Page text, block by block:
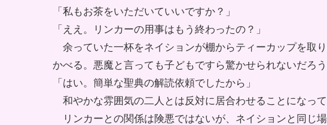
「私もお茶をいただいていいですか？」
「ええ。リンカーの用事はもう終わったの？」
余っていた一杯をネイションが棚からティーカップを取
かべる。悪魔と言っても子どもですら驚かせられないだろう
「はい。簡単な聖典の解読依頼でしたから」
和やかな雰囲気の二人とは反対に居合わせることになっ
リンカーとの関係は険悪ではないが、ネイションと同じ